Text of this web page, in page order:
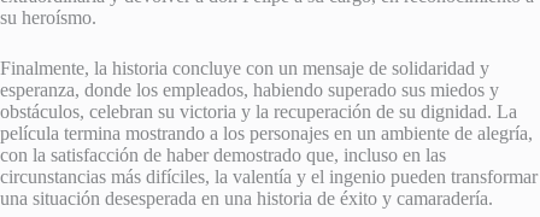
su heroísmo.
Finalmente, la historia concluye con un mensaje de solidaridad y
esperanza, donde los empleados, habiendo superado sus miedos y
obstáculos, celebran su victoria y la recuperación de su dignidad. La
película termina mostrando a los personajes en un ambiente de alegría,
con la satisfacción de haber demostrado que, incluso en las
circunstancias más difíciles, la valentía y el ingenio pueden transformar
una situación desesperada en una historia de éxito y camaradería.